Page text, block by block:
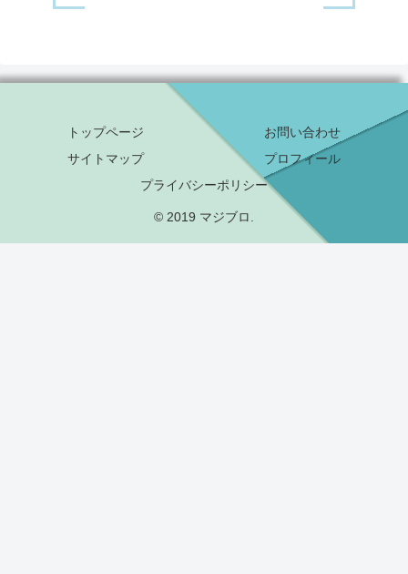
トップページ
お問い合わせ
サイトマップ
プロフィール
プライバシーポリシー
© 2019 マジブロ.